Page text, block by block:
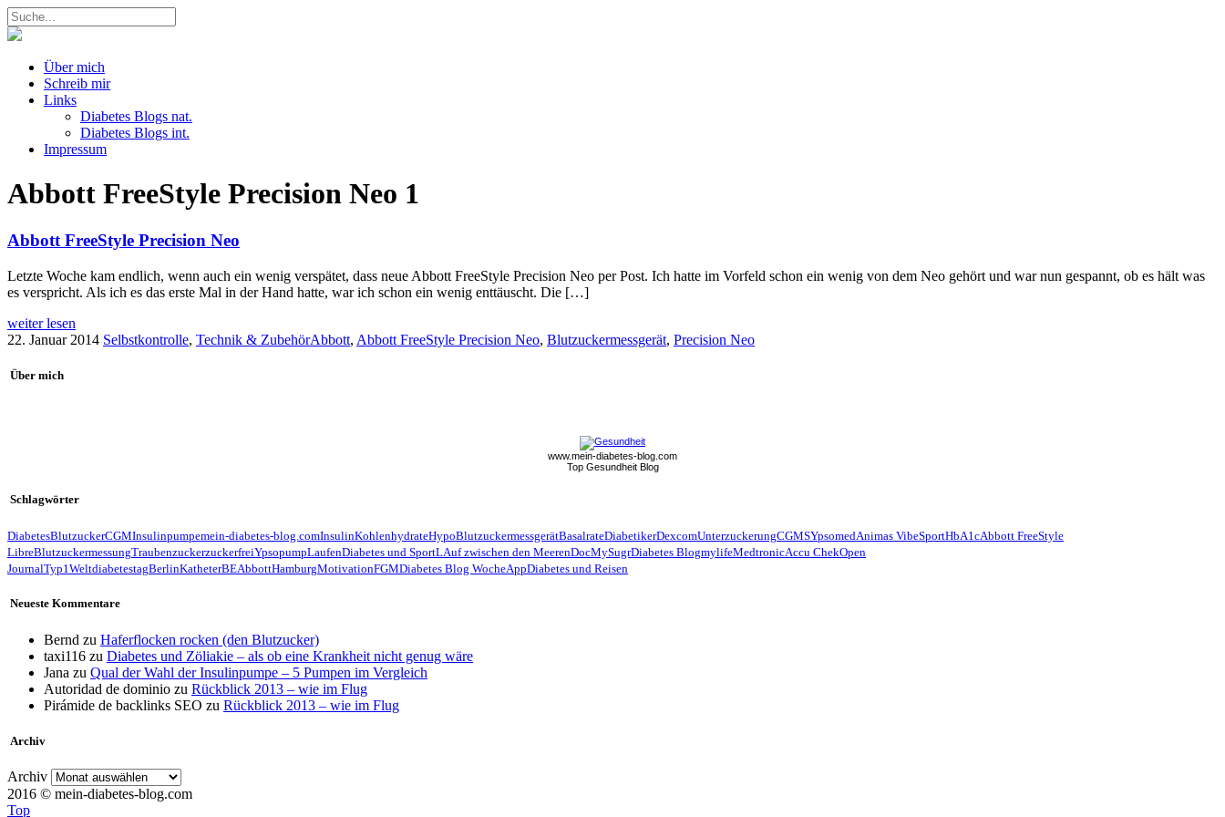
Über mich
Schreib mir
Links
Diabetes Blogs nat.
Diabetes Blogs int.
Impressum
Abbott FreeStyle Precision Neo 1
Abbott FreeStyle Precision Neo
Letzte Woche kam endlich, wenn auch ein wenig verspätet, dass neue Abbott FreeStyle Precision Neo per Post. Ich hatte im Vorfeld schon ein wenig von dem Neo gehört und war nun gespannt, ob es hält was
es verspricht. Als ich es das erste Mal in der Hand hatte, war ich schon ein wenig enttäuscht. Die […]
weiter lesen
22. Januar 2014 Selbstkontrolle, Technik & ZubehörAbbott, Abbott FreeStyle Precision Neo, Blutzuckermessgerät, Precision Neo
Über mich
www.mein-diabetes-blog.com
Top Gesundheit Blog
Schlagwörter
DiabetesBlutzuckerCGMInsulinpumpemein-diabetes-blog.comInsulinKohlenhydrateHypoBlutzuckermessgerätBasalrateDiabetikerDexcomUnterzuckerungCGMSYpsomedAnimas VibeSportHbA1cAbbott FreeStyle
LibreBlutzuckermessungTraubenzuckerzuckerfreiYpsopumpLaufenDiabetes und SportLAuf zwischen den MeerenDocMySugrDiabetes BlogmylifeMedtronicAccu ChekOpen
JournalTyp1WeltdiabetestagBerlinKatheterBEAbbottHamburgMotivationFGMDiabetes Blog WocheAppDiabetes und Reisen
Neueste Kommentare
Bernd zu Haferflocken rocken (den Blutzucker)
taxi116 zu Diabetes und Zöliakie – als ob eine Krankheit nicht genug wäre
Jana zu Qual der Wahl der Insulinpumpe – 5 Pumpen im Vergleich
Autoridad de dominio zu Rückblick 2013 – wie im Flug
Pirámide de backlinks SEO zu Rückblick 2013 – wie im Flug
Archiv
Archiv
2016 © mein-diabetes-blog.com
Top